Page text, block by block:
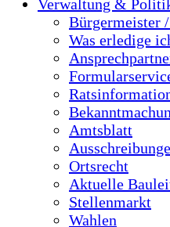
Verwaltung &
Bürgermeister
Was erledige
Amtsblatt
Ortsrecht
Aktuelle
Stellenmarkt
Wahlen